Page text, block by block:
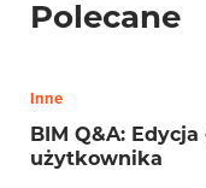
Polecane
Inne
BIM Q&A:
użytkownika